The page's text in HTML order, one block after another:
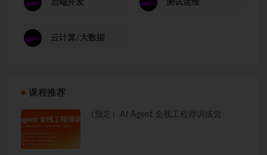
后端开发 测试运维
云计算/大数据
课程推荐
（预定）AI Agent 全栈工程师训练营